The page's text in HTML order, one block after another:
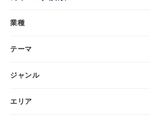
業種
テーマ
ジャンル
エリア